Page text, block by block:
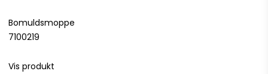
Bomuldsmoppe
7100219
Vis produkt